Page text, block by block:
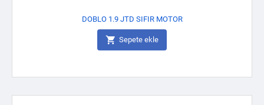
DOBLO 1.9 JTD SIFIR MOTOR
 Sepete ekle